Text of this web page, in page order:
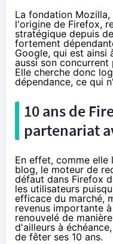
La fondation
l'origine de Firefox,
stratégique depuis
fortement
Google, qui est ainsi
aussi son
Elle cherche donc
dépendance, ce qui
10 ans de
partenariat
En effet, comme elle
blog, le moteur de
défaut dans Firefox
les utilisateurs
efficace du marché,
revenus importante
renouvelé de
d'ailleurs à
de fêter ses 10 ans.